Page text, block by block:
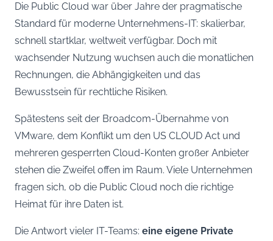
Die Public Cloud war über Jahre der pragmatische
Standard für moderne Unternehmens-IT: skalierbar,
schnell startklar, weltweit verfügbar. Doch mit
wachsender Nutzung wuchsen auch die monatlichen
Rechnungen, die Abhängigkeiten und das
Bewusstsein für rechtliche Risiken.
Spätestens seit der Broadcom-Übernahme von
VMware, dem Konflikt um den US CLOUD Act und
mehreren gesperrten Cloud-Konten großer Anbieter
stehen die Zweifel offen im Raum. Viele Unternehmen
fragen sich, ob die Public Cloud noch die richtige
Heimat für ihre Daten ist.
Die Antwort vieler IT-Teams: eine eigene Private